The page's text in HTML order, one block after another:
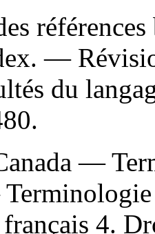
—
du
.
—
français 4.